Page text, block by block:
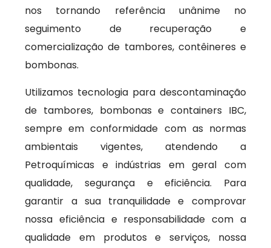
nos tornando referência unânime no
seguimento de recuperação e
comercialização de tambores, contêineres e
bombonas.
Utilizamos tecnologia para descontaminação
de tambores, bombonas e containers IBC,
sempre em conformidade com as normas
ambientais vigentes, atendendo a
Petroquímicas e indústrias em geral com
qualidade, segurança e eficiência. Para
garantir a sua tranquilidade e comprovar
nossa eficiência e responsabilidade com a
qualidade em produtos e serviços, nossa